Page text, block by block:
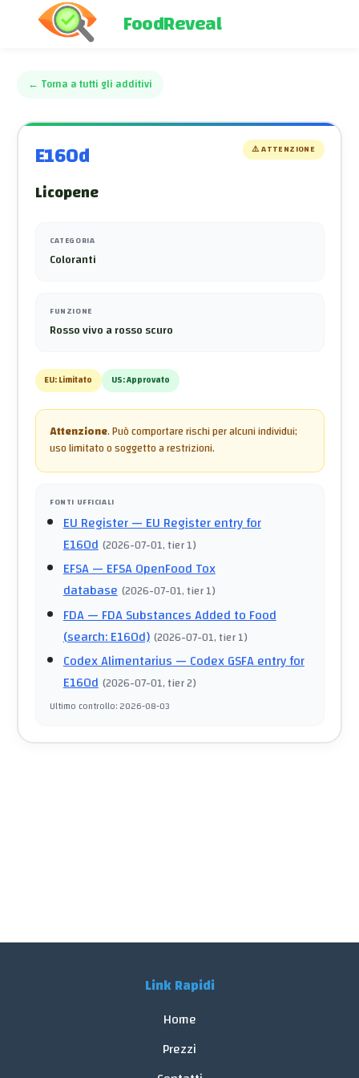
FoodReveal
← Torna a tutti gli additivi
E160d ⚠️ATTENZIONE
Licopene
CATEGORIA
Coloranti
FUNZIONE
Rosso vivo a rosso scuro
EU:Limitato US:Approvato
Attenzione.Può comportare rischi per alcuni individui;
uso limitato o soggetto a restrizioni.
FONTI UFFICIALI
EU Register— EU Register entry for
E160d (2026-07-01, tier 1)
EFSA— EFSA OpenFood Tox
database (2026-07-01, tier 1)
FDA— FDA Substances Added to Food
(search: E160d) (2026-07-01, tier 1)
Codex Alimentarius— Codex GSFA entry for
E160d (2026-07-01, tier 2)
Ultimo controllo:2026-08-03
Link Rapidi
Home
Prezzi